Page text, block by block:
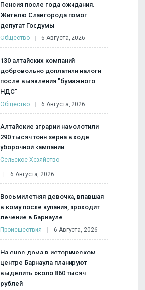
Пенсия после года ожидания.
Жителю Славгорода помог
депутат Госдумы
Общество 6 Августа, 2026
130 алтайских компаний
добровольно доплатили налоги
после выявления "бумажного
НДС"
Общество 6 Августа, 2026
Алтайские аграрии намолотили
290 тысяч тонн зерна в ходе
уборочной кампании
Сельское Хозяйство
6 Августа, 2026
Восьмилетняя девочка, впавшая
в кому после купания, проходит
лечение в Барнауле
Происшествия 6 Августа, 2026
На снос дома в историческом
центре Барнаула планируют
выделить около 860 тысяч
рублей